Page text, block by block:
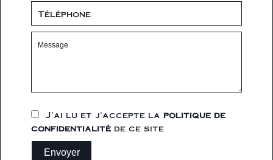
J’ai lu et j'accepte la politique de
confidentialité de ce site
Envoyer